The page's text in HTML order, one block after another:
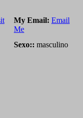
My Email: Email
Me
Sexo:: masculino